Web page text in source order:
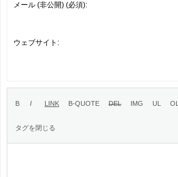
メール (非公開) (必須):
ウェブサイト: